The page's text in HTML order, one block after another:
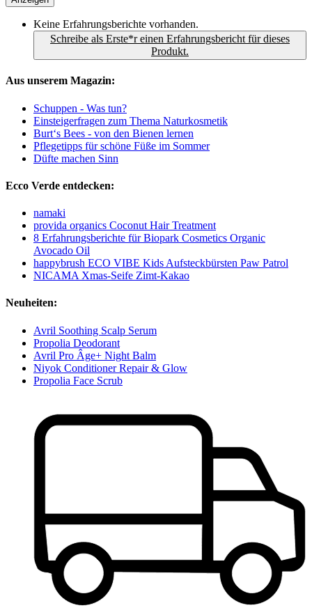
Keine Erfahrungsberichte vorhanden.
Schreibe als Erste*r einen Erfahrungsbericht für dieses
Produkt.
Aus unserem Magazin:
Schuppen - Was tun?
Einsteigerfragen zum Thema Naturkosmetik
Burt‘s Bees - von den Bienen lernen
Pflegetipps für schöne Füße im Sommer
Düfte machen Sinn
Ecco Verde entdecken:
namaki
provida organics Coconut Hair Treatment
8 Erfahrungsberichte für Biopark Cosmetics Organic
Avocado Oil
happybrush ECO VIBE Kids Aufsteckbürsten Paw Patrol
NICAMA Xmas-Seife Zimt-Kakao
Neuheiten:
Avril Soothing Scalp Serum
Propolia Deodorant
Avril Pro Âge+ Night Balm
Niyok Conditioner Repair & Glow
Propolia Face Scrub